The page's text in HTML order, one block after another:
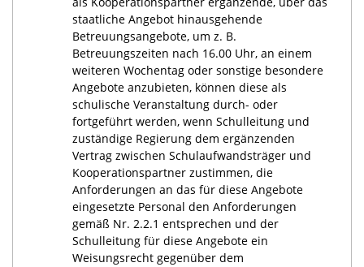
staatliche Angebot hinausgehende
Betreuungsangebote, um z. B.
Betreuungszeiten nach 16.00 Uhr, an einem
weiteren Wochentag oder sonstige besondere
Angebote anzubieten, können diese als
schulische Veranstaltung durch- oder
fortgeführt werden, wenn Schulleitung und
zuständige Regierung dem ergänzenden
Vertrag zwischen Schulaufwandsträger und
Kooperationspartner zustimmen, die
Anforderungen an das für diese Angebote
eingesetzte Personal den Anforderungen
gemäß Nr. 2.2.1 entsprechen und der
Schulleitung für diese Angebote ein
Weisungsrecht gegenüber dem